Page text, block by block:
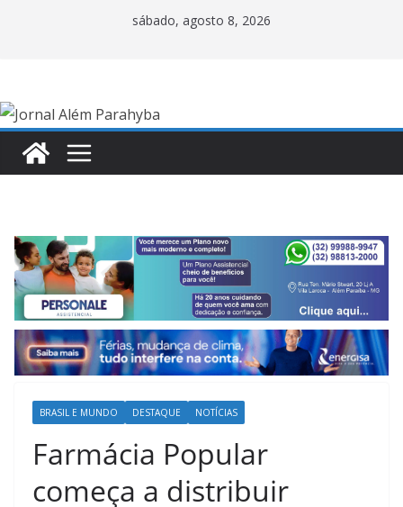
sábado, agosto 8, 2026
BRASIL E MUNDO DESTAQUE NOTÍCIAS
Farmácia Popular
começa a distribuir